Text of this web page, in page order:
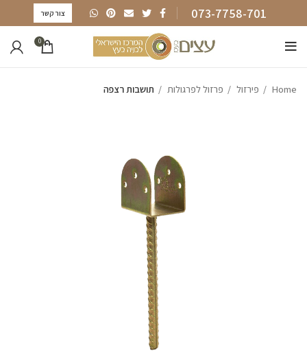
073-7758-701 צור קשר
0
Home פירזול פרזול לפרגולות תושבות רצפה